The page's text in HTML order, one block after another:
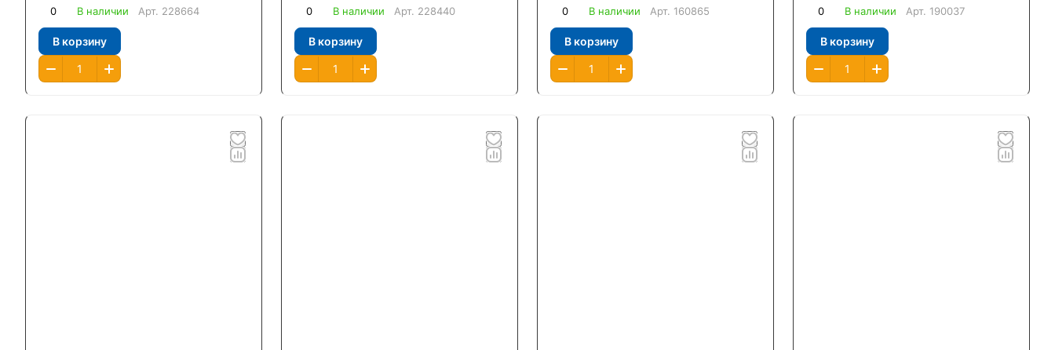
неразборная штанга
четырехтактный
0 В наличии Арт. 228664
В корзину
0 В наличии Арт. 228440
В корзину
0 В наличии Арт. 160865
В корзину
штанга
0 В наличии Арт. 190037
В корзину